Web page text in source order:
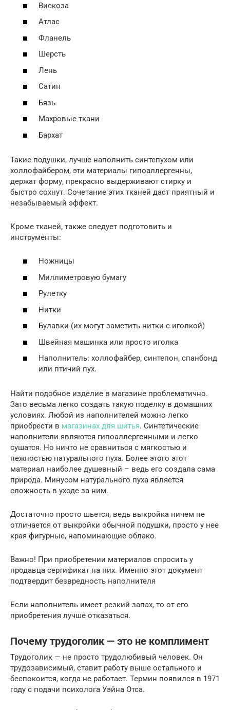
Вискоза
Атлас
Фланель
Шерсть
Лень
Сатин
Бязь
Махровые ткани
Бархат
Такие подушки, лучше наполнить синтепухом или
холлофайбером, эти материалы гипоаллергенны,
держат форму, прекрасно выдерживают стирку и
быстро сохнут. Сочетание этих тканей даст приятный и
незабываемый эффект.
Кроме тканей, также следует подготовить и
инструменты:
Ножницы
Миллиметровую бумагу
Рулетку
Нитки
Булавки (их могут заметить нитки с иголкой)
Швейная машинка или просто иголка
Наполнитель: холлофайбер, синтепон, спанбонд
или птичий пух.
Найти подобное изделие в магазине проблематично.
Зато весьма легко создать такую поделку в домашних
условиях. Любой из наполнителей можно легко
приобрести в магазинах для шитья. Синтетические
наполнители являются гипоаллергенными и легко
сушатся. Но ничто не сравниться с мягкостью и
нежностью натурального пуха. Более этого этот
материал наиболее душевный – ведь его создала сама
природа. Минусом натурального пуха является
сложность в уходе за ним.
Достаточно просто шьется, ведь выкройка ничем не
отличается от выкройки обычной подушки, просто у нее
края фигурные, напоминающие облако.
Важно! При приобретении материалов спросить у
продавца сертификат на них. Именно этот документ
подтвердит безвредность наполнителя
Если наполнитель имеет резкий запах, то от его
приобретения лучше отказаться.
Почему трудоголик — это не комплимент
Трудоголик — не просто трудолюбивый человек. Он
трудозависимый, ставит работу выше остального и
беспокоится, когда не работает. Термин появился в 1971
году с подачи психолога Уэйна Отса.